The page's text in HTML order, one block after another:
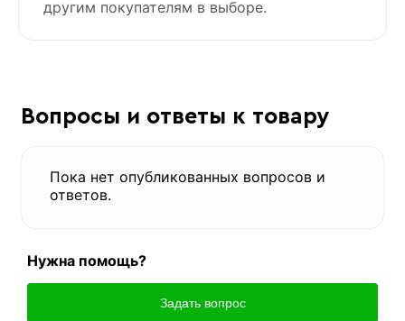
другим покупателям в выборе.
Вопросы и ответы к товару
Пока нет опубликованных вопросов и
ответов.
Нужна помощь?
Задать вопрос